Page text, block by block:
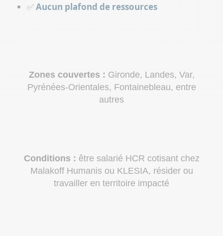
✅Aucun plafond de ressources
Zones couvertes : Gironde, Landes, Var,
Pyrénées-Orientales, Fontainebleau, entre
autres
Conditions : être salarié HCR cotisant chez
Malakoff Humanis ou KLESIA, résider ou
travailler en territoire impacté